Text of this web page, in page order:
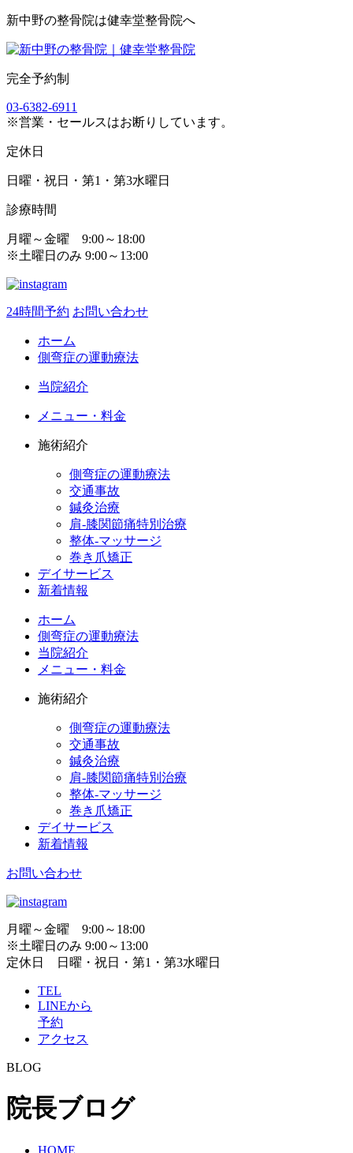
新中野の整骨院は健幸堂整骨院へ
完全予約制
03-6382-6911
※営業・セールスはお断りしています。
定休日
日曜・祝日・第1・第3水曜日
診療時間
月曜～金曜 9:00～18:00
※土曜日のみ 9:00～13:00
24時間予約 お問い合わせ
ホーム
側弯症の運動療法
当院紹介
メニュー・料金
施術紹介
側弯症の運動療法
交通事故
鍼灸治療
肩-膝関節痛特別治療
整体-マッサージ
巻き爪矯正
デイサービス
新着情報
ホーム
側弯症の運動療法
当院紹介
メニュー・料金
施術紹介
側弯症の運動療法
交通事故
鍼灸治療
肩-膝関節痛特別治療
整体-マッサージ
巻き爪矯正
デイサービス
新着情報
お問い合わせ
月曜～金曜 9:00～18:00
※土曜日のみ 9:00～13:00
定休日 日曜・祝日・第1・第3水曜日
TEL
LINEから
予約
アクセス
BLOG
院長ブログ
HOME